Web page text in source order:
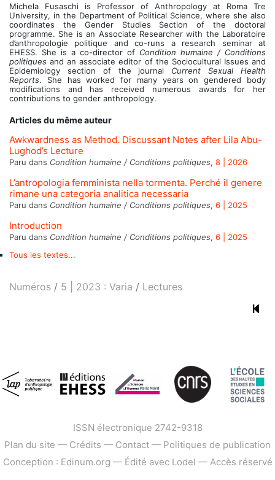
Michela Fusaschi is Professor of Anthropology at Roma Tre
University, in the Department of Political Science, where she also
coordinates the Gender Studies Section of the doctoral
programme. She is an Associate Researcher with the Laboratoire
d’anthropologie politique and co-runs a research seminar at
EHESS. She is a co-director of Condition humaine / Conditions
politiques and an associate editor of the Sociocultural Issues and
Epidemiology section of the journal Current Sexual Health
Reports. She has worked for many years on gendered body
modifications and has received numerous awards for her
contributions to gender anthropology.
Articles du même auteur
Awkwardness as Method. Discussant Notes after Lila Abu-
Lughod’s Lecture
Paru dans Condition humaine / Conditions politiques, 8 | 2026
L’antropologia femminista nella tormenta. Perché il genere
rimane una categoria analitica necessaria
Paru dans Condition humaine / Conditions politiques, 6 | 2025
Introduction
Paru dans Condition humaine / Conditions politiques, 6 | 2025
Tous les textes...
Numéros 5 | 2023 : Varia Lectures
ISSN électronique 2742-9318
Plan du site — Crédits — Contact — Politiques de publication
Conception : Edinum.org — Édité avec Lodel — Accès réservé